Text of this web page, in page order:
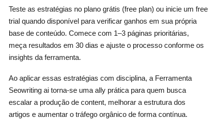
Teste as estratégias no plano grátis (free plan) ou inicie um free
trial quando disponível para verificar ganhos em sua própria
base de conteúdo. Comece com 1–3 páginas prioritárias,
meça resultados em 30 dias e ajuste o processo conforme os
insights da ferramenta.
Ao aplicar essas estratégias com disciplina, a Ferramenta
Seowriting ai torna‑se uma ally prática para quem busca
escalar a produção de content, melhorar a estrutura dos
artigos e aumentar o tráfego orgânico de forma contínua.